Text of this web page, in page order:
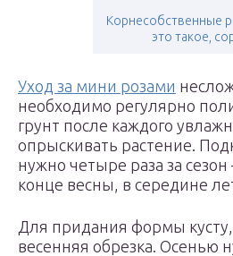
Корнесобственные
это такое,
Уход за мини розами
необходимо регулярно
грунт после каждого
опрыскивать растение.
нужно четыре раза за
конце весны, в середине
Для придания формы кусту,
весенняя обрезка. Осенью